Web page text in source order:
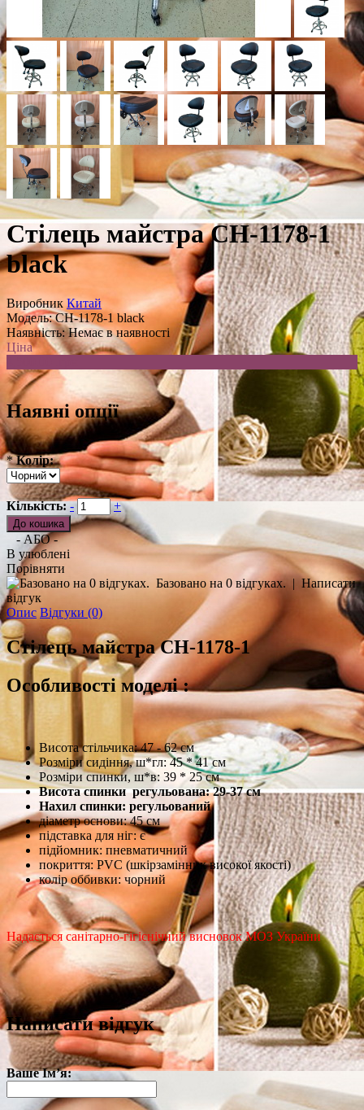
Стілець майстра CH-1178-1
black
Виробник Китай
Модель:CH-1178-1 black
Наявність:Немає в наявності
Ціна
Наявні опції
* Колір:
Кількість: - +
- АБО -
В улюблені
Порівняти
Базовано на 0 відгуках. | Написати
відгук
Опис Відгуки (0)
Стілець майстра CH-1178-1
Особливості моделі :
Висота стільчика: 47 - 62 см
Розміри сидіння, ш*гл: 45 * 41 см
Розміри спинки, ш*в: 39 * 25 см
Висота спинки регульована: 29-37 см
Нахил спинки: регульований
діаметр основи: 45 см
підставка для ніг: є
підйомник: пневматичний
покриття: PVC (шкірзамінник високої якості)
колір оббивки: чорний
Надається санітарно-гігієнічний висновок МОЗ України
Написати відгук
Ваше Ім’я: